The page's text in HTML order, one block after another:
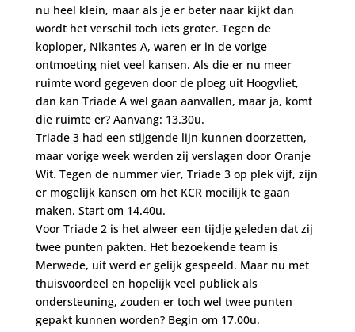
nu heel klein, maar als je er beter naar kijkt dan
wordt het verschil toch iets groter. Tegen de
koploper, Nikantes A, waren er in de vorige
ontmoeting niet veel kansen. Als die er nu meer
ruimte word gegeven door de ploeg uit Hoogvliet,
dan kan Triade A wel gaan aanvallen, maar ja, komt
die ruimte er? Aanvang: 13.30u.
Triade 3 had een stijgende lijn kunnen doorzetten,
maar vorige week werden zij verslagen door Oranje
Wit. Tegen de nummer vier, Triade 3 op plek vijf, zijn
er mogelijk kansen om het KCR moeilijk te gaan
maken. Start om 14.40u.
Voor Triade 2 is het alweer een tijdje geleden dat zij
twee punten pakten. Het bezoekende team is
Merwede, uit werd er gelijk gespeeld. Maar nu met
thuisvoordeel en hopelijk veel publiek als
ondersteuning, zouden er toch wel twee punten
gepakt kunnen worden? Begin om 17.00u.